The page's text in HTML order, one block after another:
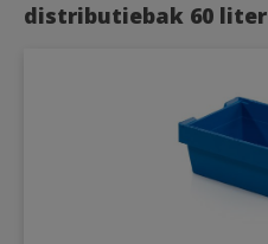
distributiebak 60 liter